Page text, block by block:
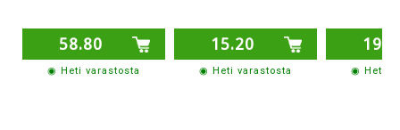
58.80
◉ Heti varastosta
15.20
◉ Heti varastosta ◉ Heti